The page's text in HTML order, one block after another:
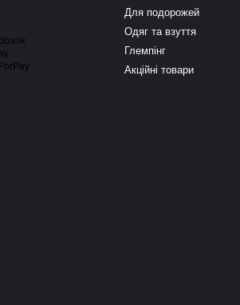
Для подорожей
Одяг та взуття
Глемпінг
Акційні товари